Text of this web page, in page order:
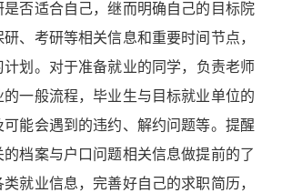
否适合自己，继而明确自己的目标院
研、考研等相关信息和重要时间节点，
划 。 对于准备就业的同学， 负责老师
一般流程，毕业生与目标就业单位的
能会遇到的违约、解约问题等。提醒
档案与户口问题相关信息做提前的了
就业信息，完善好自己的求职简历，